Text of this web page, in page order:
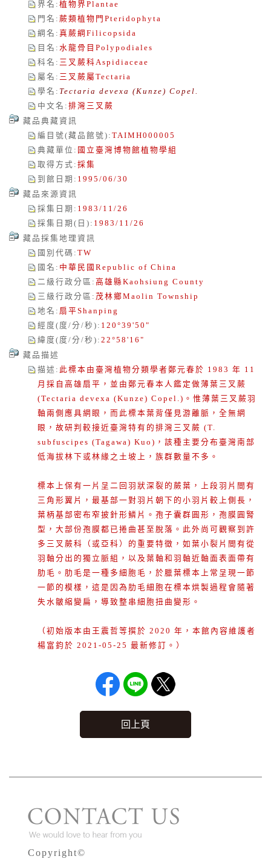
界名 : 植物界 Plantae
門名 : 蕨類植物門 Pteridophyta
綱名 : 真蕨綱 Filicopsida
目名 : 水龍骨目 Polypodiales
科名 : 三叉蕨科Aspidiaceae
屬名 : 三叉蕨屬 Tectaria
學名 : Tectaria devexa (Kunze) Copel.
中文名 : 排灣三叉蕨
藏品典藏資訊
編目號(藏品館號) : TAIMH000005
典藏單位 : 國立臺灣博物館植物學組
取得方式 : 採集
到館日期 : 1995/06/30
藏品來源資訊
採集日期 : 1983/11/26
採集日期(日) : 1983/11/26
藏品採集地理資訊
國別代碼 : TW
國名 : 中華民國 Republic of China
二級行政分區 : 高雄縣 Kaohsiung County
三級行政分區 : 茂林鄉 Maolin Township
地名 : 扇平Shanping
經度(度/分/秒) : 120°39'50"
緯度(度/分/秒) : 22°58'16"
藏品描述
描述 : 此標本由臺灣植物分類學者鄭元春於 1983 年 11
月採自高雄扇平，並由鄭元春本人鑑定做薄葉三叉蕨
(Tectaria devexa (Kunze) Copel.)。惟薄葉三叉蕨羽
軸兩側應具網眼，而此標本葉背僅見游離脈，全無網
眼，故研判較接近臺灣特有的排灣三叉蕨 (T.
subfuscipes (Tagawa) Kuo)，該種主要分布臺灣南部
低海拔林下或林緣之土坡上，族群數量不多。
標本上保有一片呈二回羽狀深裂的蕨葉，上段羽片間有
三角形翼片，最基部一對羽片朝下的小羽片較上側長，
葉柄基部密布窄披針形鱗片。孢子囊群圓形，孢膜圓腎
型，大部份孢膜都已捲曲甚至脫落。此外尚可觀察到許
多三叉蕨科（或亞科）的重要特徵，如葉小裂片間有從
羽軸分出的獨立脈組，以及葉軸和羽軸近軸面表面帶有
肋毛。肋毛是一種多細胞毛，於臘葉標本上常呈現一節
一節的模樣，這是因為肋毛細胞在標本烘製過程會隨著
失水皺縮變扁，導致整串細胞扭曲變形。
（初始版本由王震哲等撰於 2020 年，本館內容維護者
楊富鈞於 2021-05-25 最新修訂。）
回上頁
Copyright©